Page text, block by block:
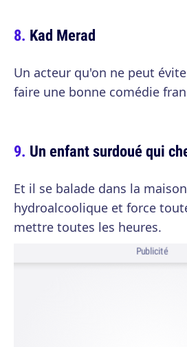
Kad Merad
Un acteur qu'on ne peut
faire une bonne comédie
Un enfant surdoué qui
Et il se balade dans la
hydroalcoolique et force
mettre toutes les heures.
Publicité